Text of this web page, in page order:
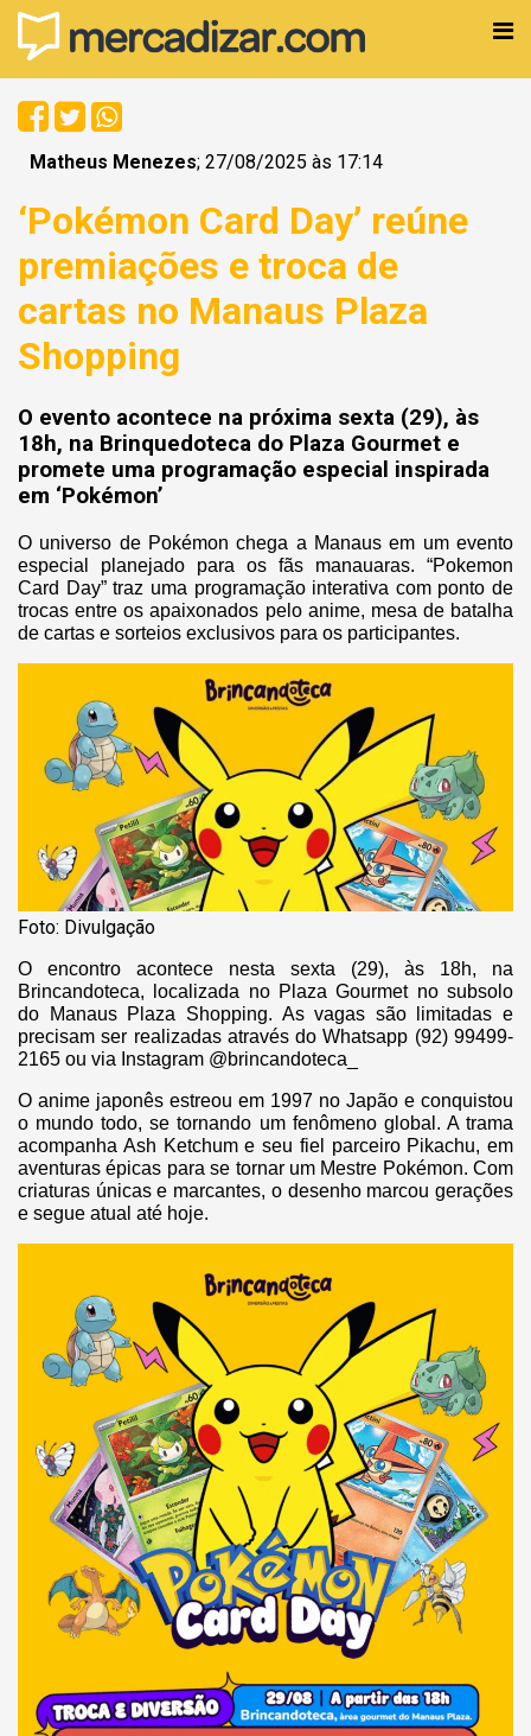
Matheus Menezes; 27/08/2025 às 17:14
‘Pokémon Card Day’ reúne
premiações e troca de
cartas no Manaus Plaza
Shopping
O evento acontece na próxima sexta (29), às
18h, na Brinquedoteca do Plaza Gourmet e
promete uma programação especial inspirada
em ‘Pokémon’
O universo de Pokémon chega a Manaus em um evento
especial planejado para os fãs manauaras. “Pokemon
Card Day” traz uma programação interativa com ponto de
trocas entre os apaixonados pelo anime, mesa de batalha
de cartas e sorteios exclusivos para os participantes.
Foto: Divulgação
O encontro acontece nesta sexta (29), às 18h, na
Brincandoteca, localizada no Plaza Gourmet no subsolo
do Manaus Plaza Shopping. As vagas são limitadas e
precisam ser realizadas através do Whatsapp (92) 99499-
2165 ou via Instagram @brincandoteca_
O anime japonês estreou em 1997 no Japão e conquistou
o mundo todo, se tornando um fenômeno global. A trama
acompanha Ash Ketchum e seu fiel parceiro Pikachu, em
aventuras épicas para se tornar um Mestre Pokémon. Com
criaturas únicas e marcantes, o desenho marcou gerações
e segue atual até hoje.